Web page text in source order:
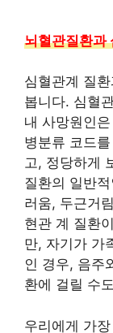
뇌혈관질환과
심혈관계 질
봅니다. 심혈
내 사망원인
병분류 코드
고, 정당하게
질환의 일반
러움, 두근거
현관 계 질환
만, 자기가 가
인 경우, 음주
환에 걸릴 수
우리에게 가